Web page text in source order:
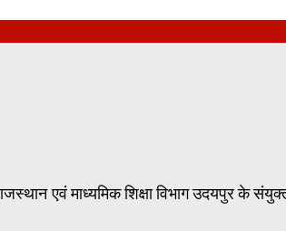
शिक्षा विभाग उदयपुर के